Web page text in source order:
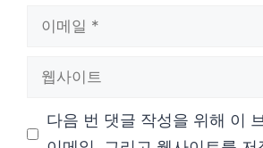
다음 번 댓글 작성을 위해 이